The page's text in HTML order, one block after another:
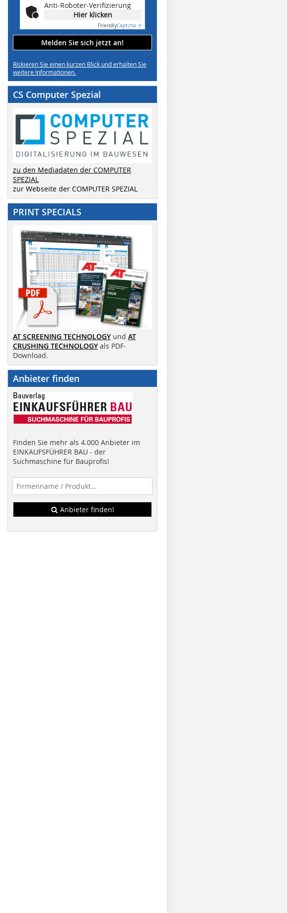
Anti-Roboter-Verifizierung
Hier klicken
FriendlyCaptcha ⇗
Melden Sie sich jetzt an!
Riskieren Sie einen kurzen Blick und erhalten Sie
weitere Informationen.
CS Computer Spezial
zu den Mediadaten der COMPUTER
SPEZIAL
zur Webseite der COMPUTER SPEZIAL
PRINT SPECIALS
AT SCREENING TECHNOLOGY und AT
CRUSHING TECHNOLOGY als PDF-
Download.
Anbieter finden
Finden Sie mehr als 4.000 Anbieter im
EINKAUFSFÜHRER BAU - der
Suchmaschine für Bauprofis!
Anbieter finden!